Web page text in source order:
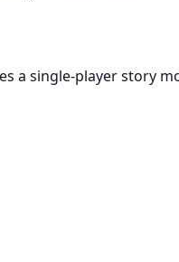
a single-player story